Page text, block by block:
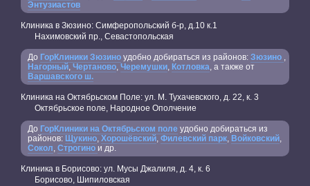
Энтузиастов
Клиника в Зюзино: Симферопольский б-р, д.10 к.1
Нахимовский пр., Севастопольская
До ГорКлиники Зюзино удобно добираться из районов: Зюзино ,
Нагорный, Чертаново, Черемушки, Котловка, а также от
Варшавского ш.
Клиника на Октябрьском Поле: ул. М. Тухачевского, д. 22, к. 3
Октябрьское поле, Народное Ополчение
До ГорКлиники на Октябрьском поле удобно добираться из
районов: Щукино, Хорошёвский, Филевский парк, Войковский,
Сокол, Строгино и др.
Клиника в Борисово: ул. Мусы Джалиля, д. 4, к. 6
Борисово, Шипиловская